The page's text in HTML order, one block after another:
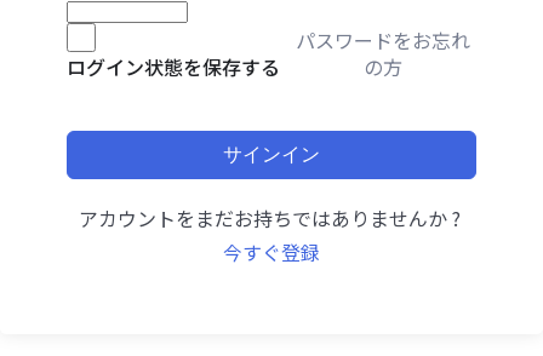
ログイン状態を保存する
パスワードをお忘れ
の方
サインイン
アカウントをまだお持ちではありませんか ?
今すぐ登録